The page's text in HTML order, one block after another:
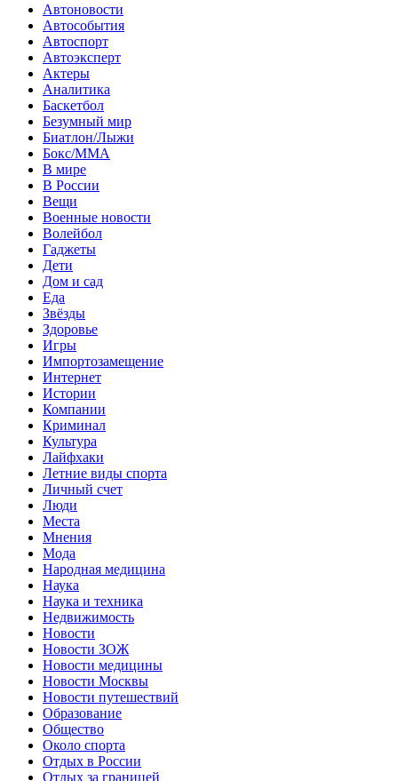
Автоновости
Автособытия
Автоспорт
Автоэксперт
Актеры
Аналитика
Баскетбол
Безумный мир
Биатлон/Лыжи
Бокс/MMA
В мире
В России
Вещи
Военные новости
Волейбол
Гаджеты
Дети
Дом и сад
Еда
Звёзды
Здоровье
Игры
Импортозамещение
Интернет
Истории
Компании
Криминал
Культура
Лайфхаки
Летние виды спорта
Личный счет
Люди
Места
Мнения
Мода
Народная медицина
Наука
Наука и техника
Недвижимость
Новости
Новости ЗОЖ
Новости медицины
Новости Москвы
Новости путешествий
Образование
Общество
Около спорта
Отдых в России
Отдых за границей